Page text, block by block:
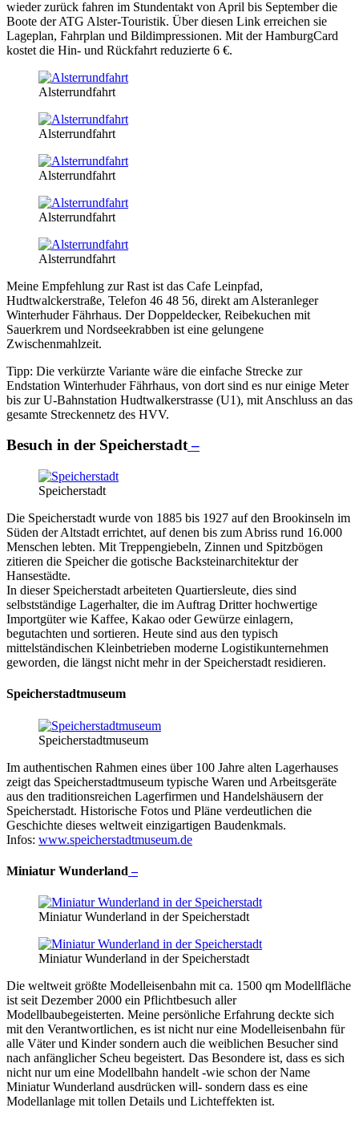
wieder zurück fahren im Stundentakt von April bis September die
Boote der ATG Alster-Touristik. Über diesen Link erreichen sie
Lageplan, Fahrplan und Bildimpressionen. Mit der HamburgCard
kostet die Hin- und Rückfahrt reduzierte 6 €.
Alsterrundfahrt
Alsterrundfahrt
Alsterrundfahrt
Alsterrundfahrt
Alsterrundfahrt
Meine Empfehlung zur Rast ist das Cafe Leinpfad,
Hudtwalckerstraße, Telefon 46 48 56, direkt am Alsteranleger
Winterhuder Fährhaus. Der Doppeldecker, Reibekuchen mit
Sauerkrem und Nordseekrabben ist eine gelungene
Zwischenmahlzeit.
Tipp: Die verkürzte Variante wäre die einfache Strecke zur
Endstation Winterhuder Fährhaus, von dort sind es nur einige Meter
bis zur U-Bahnstation Hudtwalkerstrasse (U1), mit Anschluss an das
gesamte Streckennetz des HVV.
Besuch in der Speicherstadt–
Speicherstadt
Die Speicherstadt wurde von 1885 bis 1927 auf den Brookinseln im
Süden der Altstadt errichtet, auf denen bis zum Abriss rund 16.000
Menschen lebten. Mit Treppengiebeln, Zinnen und Spitzbögen
zitieren die Speicher die gotische Backsteinarchitektur der
Hansestädte.
In dieser Speicherstadt arbeiteten Quartiersleute, dies sind
selbstständige Lagerhalter, die im Auftrag Dritter hochwertige
Importgüter wie Kaffee, Kakao oder Gewürze einlagern,
begutachten und sortieren. Heute sind aus den typisch
mittelständischen Kleinbetrieben moderne Logistikunternehmen
geworden, die längst nicht mehr in der Speicherstadt residieren.
Speicherstadtmuseum
Speicherstadtmuseum
Im authentischen Rahmen eines über 100 Jahre alten Lagerhauses
zeigt das Speicherstadtmuseum typische Waren und Arbeitsgeräte
aus den traditionsreichen Lagerfirmen und Handelshäusern der
Speicherstadt. Historische Fotos und Pläne verdeutlichen die
Geschichte dieses weltweit einzigartigen Baudenkmals.
Infos: www.speicherstadtmuseum.de
Miniatur Wunderland –
Miniatur Wunderland in der Speicherstadt
Miniatur Wunderland in der Speicherstadt
Die weltweit größte Modelleisenbahn mit ca. 1500 qm Modellfläche
ist seit Dezember 2000 ein Pflichtbesuch aller
Modellbaubegeisterten. Meine persönliche Erfahrung deckte sich
mit den Verantwortlichen, es ist nicht nur eine Modelleisenbahn für
alle Väter und Kinder sondern auch die weiblichen Besucher sind
nach anfänglicher Scheu begeistert. Das Besondere ist, dass es sich
nicht nur um eine Modellbahn handelt -wie schon der Name
Miniatur Wunderland ausdrücken will- sondern dass es eine
Modellanlage mit tollen Details und Lichteffekten ist.